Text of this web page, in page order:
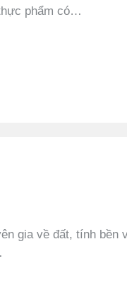
phẩm có…
gia về đất, tính bền